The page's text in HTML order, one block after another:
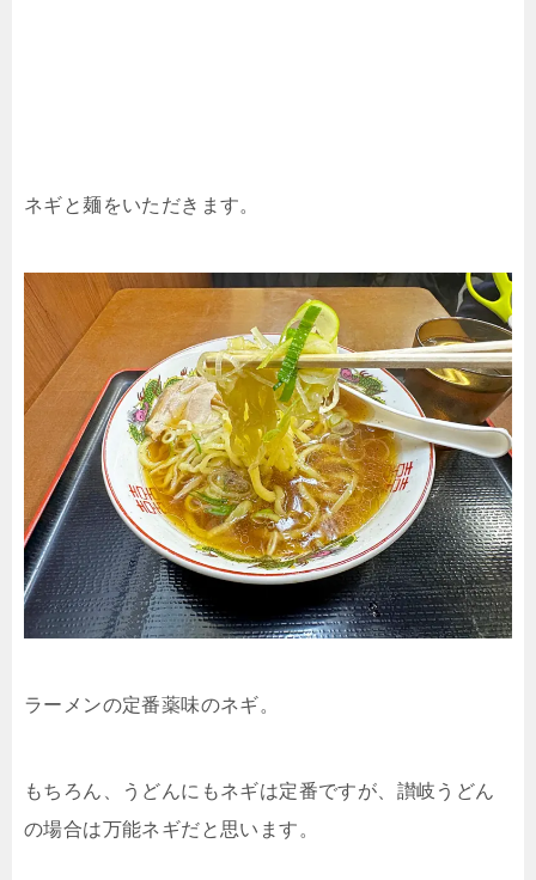
ネギと麺をいただきます。
ラーメンの定番薬味のネギ。
もちろん、うどんにもネギは定番ですが、讃岐うどん
の場合は万能ネギだと思います。